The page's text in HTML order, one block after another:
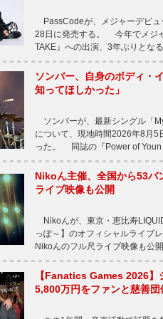
PassCodeが、メジャーデビュ
28日に発売する。 今年でメジ
TAKE』への出演、3年ぶりとな
ソンバー、自身のボディ・
知ってほしかった」
ソンバーが、最新シングル「
について、現地時間2026年8月5
った。 同誌の『Power of
Nikoん主催、全国から53バ
ライブ映像も公開
Nikoんが、東京・恵比寿
っぽ～】のオフィシャルライブ
Nikoんのフル尺ライブ映像も
【Fanatics Games 2026】
5,800万円をファンと慈善団